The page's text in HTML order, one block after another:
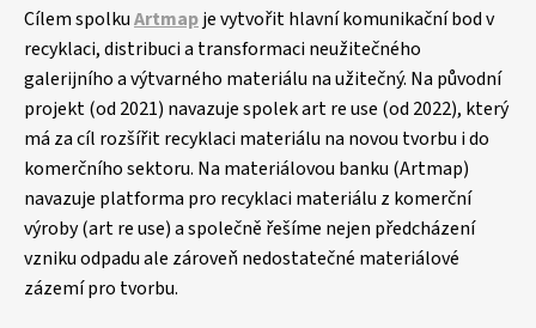
Cílem spolkuArtmapje vytvořit hlavní komunikační bod v
recyklaci, distribuci a transformaci neužitečného
galerijního a výtvarného materiálu na užitečný. Na původní
projekt (od 2021) navazuje spolek art re use (od 2022), který
má za cíl rozšířit recyklaci materiálu na novou tvorbu i do
komerčního sektoru. Na materiálovou banku (Artmap)
navazuje platforma pro recyklaci materiálu z komerční
výroby (art re use) a společně řešíme nejen předcházení
vzniku odpadu ale zároveň nedostatečné materiálové
zázemí pro tvorbu.